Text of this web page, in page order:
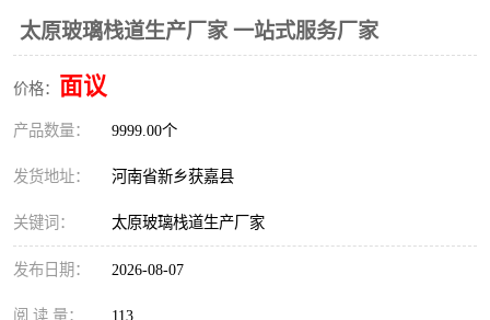
太原玻璃栈道生产厂家 一站式服务厂家
价格： 面议
产品数量： 9999.00个
发货地址： 河南省新乡获嘉县
关键词： 太原玻璃栈道生产厂家
发布日期： 2026-08-07
阅 读 量： 113
玻璃栈道